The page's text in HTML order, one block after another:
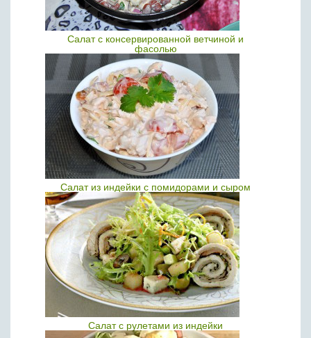
Салат с консервированной ветчиной и
фасолью
Салат из индейки с помидорами и сыром
Салат с рулетами из индейки